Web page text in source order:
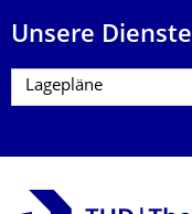
Unsere Dienste